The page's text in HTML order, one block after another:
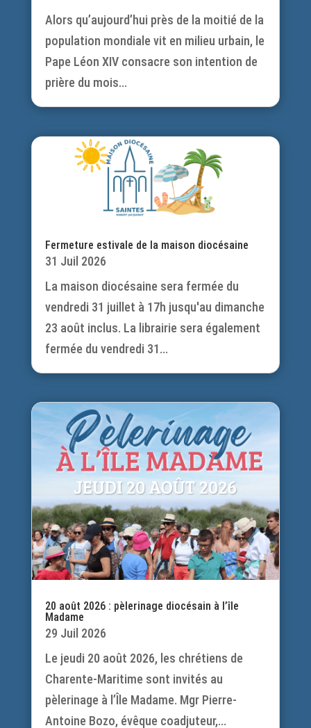
Alors qu’aujourd’hui près de la moitié de la
population mondiale vit en milieu urbain, le
Pape Léon XIV consacre son intention de
prière du mois...
Fermeture estivale de la maison diocésaine
31 Juil 2026
La maison diocésaine sera fermée du
vendredi 31 juillet à 17h jusqu'au dimanche
23 août inclus. La librairie sera également
fermée du vendredi 31...
20 août 2026 : pèlerinage diocésain à l’île
Madame
29 Juil 2026
Le jeudi 20 août 2026, les chrétiens de
Charente-Maritime sont invités au
pèlerinage à l’Île Madame. Mgr Pierre-
Antoine Bozo, évêque coadjuteur,...